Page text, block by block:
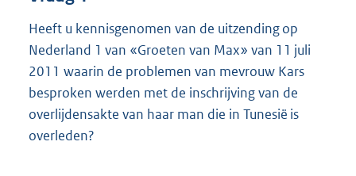
Heeft u kennisgenomen van de uitzending op
Nederland 1 van «Groeten van Max» van 11 juli
2011 waarin de problemen van mevrouw Kars
besproken werden met de inschrijving van de
overlijdensakte van haar man die in Tunesië is
overleden?